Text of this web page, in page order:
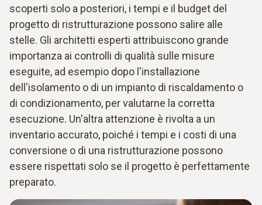
scoperti solo a posteriori, i tempi e il budget del
progetto di ristrutturazione possono salire alle
stelle. Gli architetti esperti attribuiscono grande
importanza ai controlli di qualità sulle misure
eseguite, ad esempio dopo l'installazione
dell'isolamento o di un impianto di riscaldamento o
di condizionamento, per valutarne la corretta
esecuzione. Un'altra attenzione è rivolta a un
inventario accurato, poiché i tempi e i costi di una
conversione o di una ristrutturazione possono
essere rispettati solo se il progetto è perfettamente
preparato.